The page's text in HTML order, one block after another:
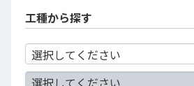
工種から探す